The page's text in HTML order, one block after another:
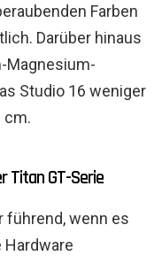
Farben
Darüber hinaus
Magnesium-
Studio 16 weniger
cm.
Titan GT-Serie
führend, wenn es
Hardware